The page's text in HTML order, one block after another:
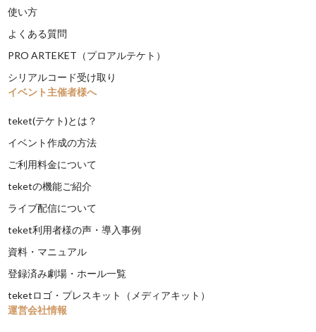
使い方
よくある質問
PRO ARTEKET（プロアルテケト）
シリアルコード受け取り
イベント主催者様へ
teket(テケト)とは？
イベント作成の方法
ご利用料金について
teketの機能ご紹介
ライブ配信について
teket利用者様の声・導入事例
資料・マニュアル
登録済み劇場・ホール一覧
teketロゴ・プレスキット（メディアキット）
運営会社情報